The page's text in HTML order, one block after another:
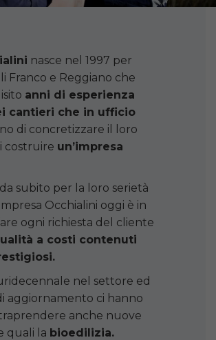
nasce nel 1997 per
Franco e Reggiano che
anni di esperienza
cantieri che in ufficio
di concretizzare il loro
costruire un’impresa
subito per la loro serietà
Occhialini oggi è in
ogni richiesta del cliente
a costi contenuti
nel settore ed
aggiornamento ci hanno
anche nuove
quali la bioedilizia.